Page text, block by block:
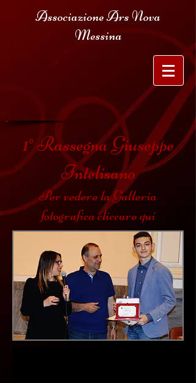
Associazione Ars Nova
Messina
1°Rassegna Giuseppe
Intelisano
Per vedere la Galleria
fotografica cliccare qui